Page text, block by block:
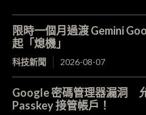
限時一個月過渡 Gemini
起「熄機」
科技新聞 2026-08-07
Google 密碼管理器漏洞
Passkey 接管帳戶！